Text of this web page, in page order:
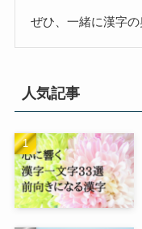
ぜひ、一緒に漢字
人気記事